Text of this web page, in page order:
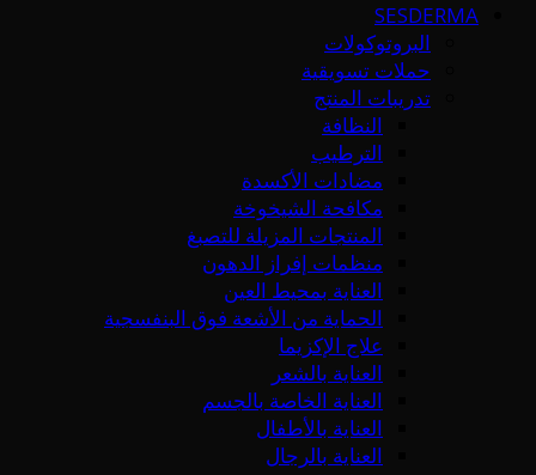
SESDERMA
البروتوكولات
حملات تسويقية
تدريبات المنتج
النظافة
الترطيب
مضادات الأكسدة
مكافحة الشيخوخة
المنتجات المزيلة للتصبغ
منظمات إفراز الدهون
العناية بمحيط العين
الحماية من الأشعة فوق البنفسجية
علاج الإكزيما
العناية بالشعر
العناية الخاصة بالجسم
العناية بالأطفال
العناية بالرجال